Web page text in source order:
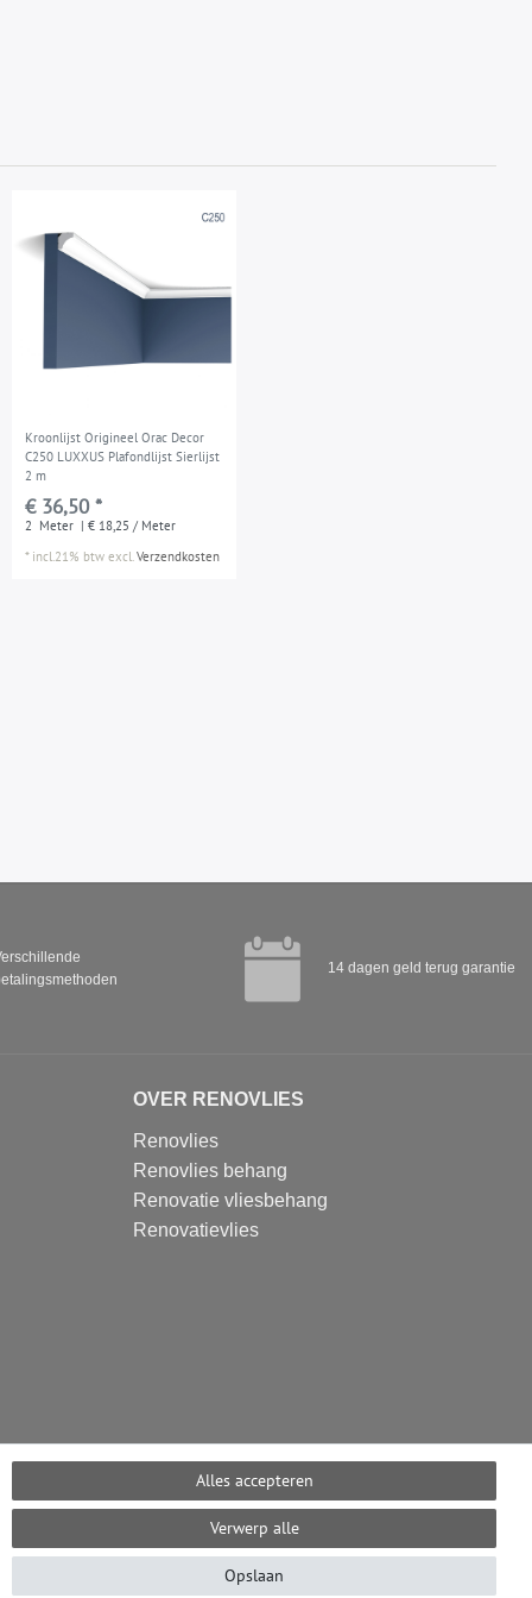
Kroonlijst Origineel Orac Decor
C250 LUXXUS Plafondlijst Sierlijst
2 m
€ 36,50 *
2 Meter | € 18,25 / Meter
* incl.21% btw excl.Verzendkosten
14 dagen geld terug garantie
OVER RENOVLIES
Renovlies
Renovlies behang
Renovatie vliesbehang
Renovatievlies
Alles accepteren
Verwerp alle
Opslaan